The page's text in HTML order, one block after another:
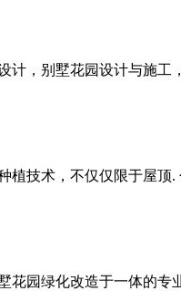
计，别墅花园设计与施工
植技术，不仅仅限于屋顶.
花园绿化改造于一体的专